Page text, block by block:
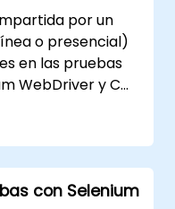
introduction-
por un
o presencial)
en las pruebas
WebDriver y C#
repasarla,
de
con Selenium